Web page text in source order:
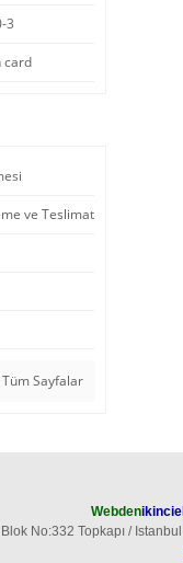
3
card
ve Teslimat
Tüm Sayfalar
Webdenikinciel
No:332 Topkapı / Istanbul